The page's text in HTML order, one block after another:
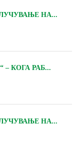
НА...
КОГА РАБ...
НА...